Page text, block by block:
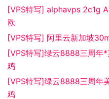
[VPS特写] alphavps 2c1g
欧
[VPS特写] 阿里云新加坡
[VPS特写]绿云8888三周年
鸡
[VPS特写]绿云8888三周年
鸡